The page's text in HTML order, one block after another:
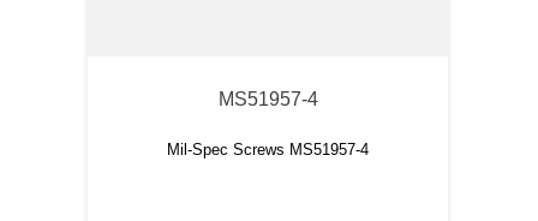
MS51957-4
Mil-Spec Screws MS51957-4